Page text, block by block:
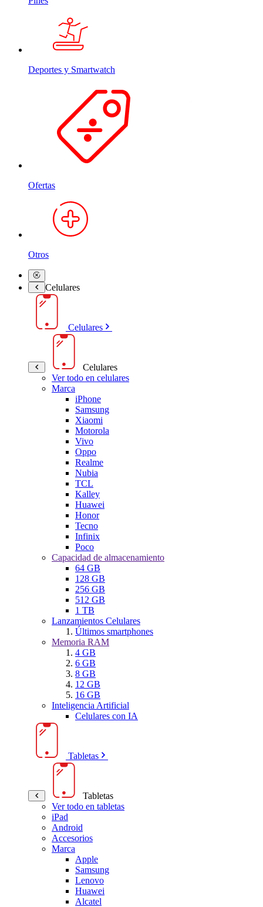
Deportes y Smartwatch
Ofertas
Otros
Celulares
Celulares
Celulares
Ver todo en celulares
Marca
iPhone
Samsung
Xiaomi
Motorola
Vivo
Oppo
Realme
Nubia
TCL
Kalley
Huawei
Honor
Tecno
Infinix
Poco
Capacidad de almacenamiento
64 GB
128 GB
256 GB
512 GB
1 TB
Lanzamientos Celulares
Últimos smartphones
Memoria RAM
4 GB
6 GB
8 GB
12 GB
16 GB
Inteligencia Artificial
Celulares con IA
Tabletas
Tabletas
Ver todo en tabletas
iPad
Android
Accesorios
Marca
Apple
Samsung
Lenovo
Huawei
Alcatel